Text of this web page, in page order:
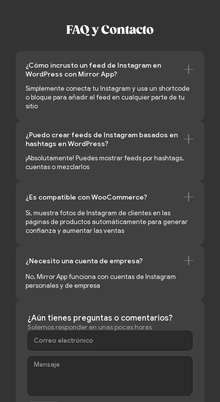
FAQ y Contacto
¿Cómo incrusto un feed de Instagram en
WordPress con Mirror App?
Simplemente conecta tu Instagram y usa un shortcode
o bloque para añadir el feed en cualquier parte de tu
sitio
¿Puedo crear feeds de Instagram basados en
hashtags en WordPress?
¡Absolutamente! Puedes mostrar feeds por hashtags,
cuentas o mezclarlos
¿Es compatible con WooCommerce?
Sí, muestra fotos de Instagram de clientes en las
páginas de productos automáticamente para generar
confianza y aumentar las ventas
¿Necesito una cuenta de empresa?
No, Mirror App funciona con cuentas de Instagram
personales y de empresa
¿Aún tienes preguntas o comentarios?
Solemos responder en unas pocas horas